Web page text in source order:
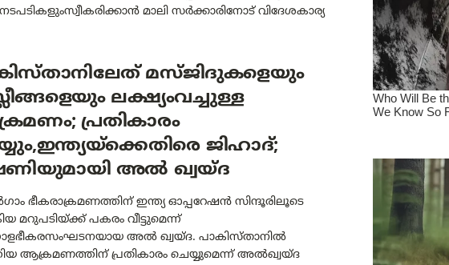
മാലി സർക്കാരിനോട് വിദേശകാര്യ
മസ്ജിദുകളെയും
ലക്ഷ്യംവച്ചുള്ള
പ്രതികാരം
ജിഹാദ്;
അൽ ഖ്വയ്ദ
ഭീകരാക്രമണത്തിന് ഇന്ത്യ ഓപ്പറേഷൻ സിന്ദൂരിലൂടെ
മറുപടിയ്ക്ക് പകരം വീട്ടുമെന്ന്
അൽ ഖ്വയ്ദ. പാകിസ്താനിൽ
ആക്രമണത്തിന് പ്രതികാരം ചെയ്യുമെന്ന് അൽഖ്വയ്ദ